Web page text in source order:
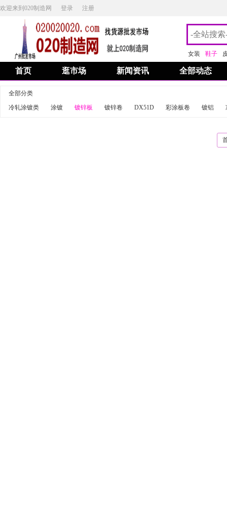
欢迎来到020制造网 登录 注册
女装 鞋子
首页 逛市场 新闻资讯 全部动态
全部分类
冷轧涂镀类
涂镀 镀锌板 镀锌卷 DX51D 彩涂板卷 镀铝